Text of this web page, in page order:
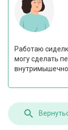
Работаю
могу сделать